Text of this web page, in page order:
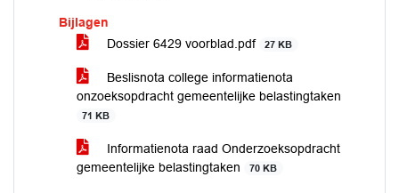
Bijlagen
Dossier 6429 voorblad.pdf
27 KB
Beslisnota college informatienota
onzoeksopdracht gemeentelijke belastingtaken
71 KB
Informatienota raad Onderzoeksopdracht
gemeentelijke belastingtaken
70 KB